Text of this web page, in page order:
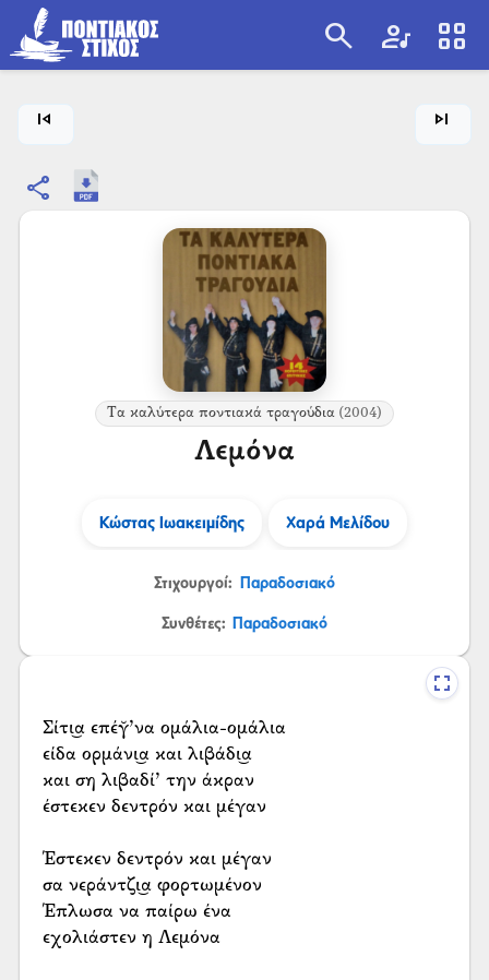
search artist view_cozy
skip_previous skip_next
share
Τα καλύτερα ποντιακά τραγούδια (2004)
Λεμόνα
Κώστας Ιωακειμίδης Χαρά Μελίδου
Στιχουργοί: Παραδοσιακό
Συνθέτες: Παραδοσιακό
Σίτι͜α επέγ̆’να ομάλια-ομάλια
είδα ορμάνι͜α και λιβάδι͜α
και ση λιβαδί’ την άκραν
έστεκεν δεντρόν και μέγαν
Έστεκεν δεντρόν και μέγαν
σα νεράντζι͜α φορτωμένον
Έπλωσα να παίρω ένα
εχολιάστεν η Λεμόνα